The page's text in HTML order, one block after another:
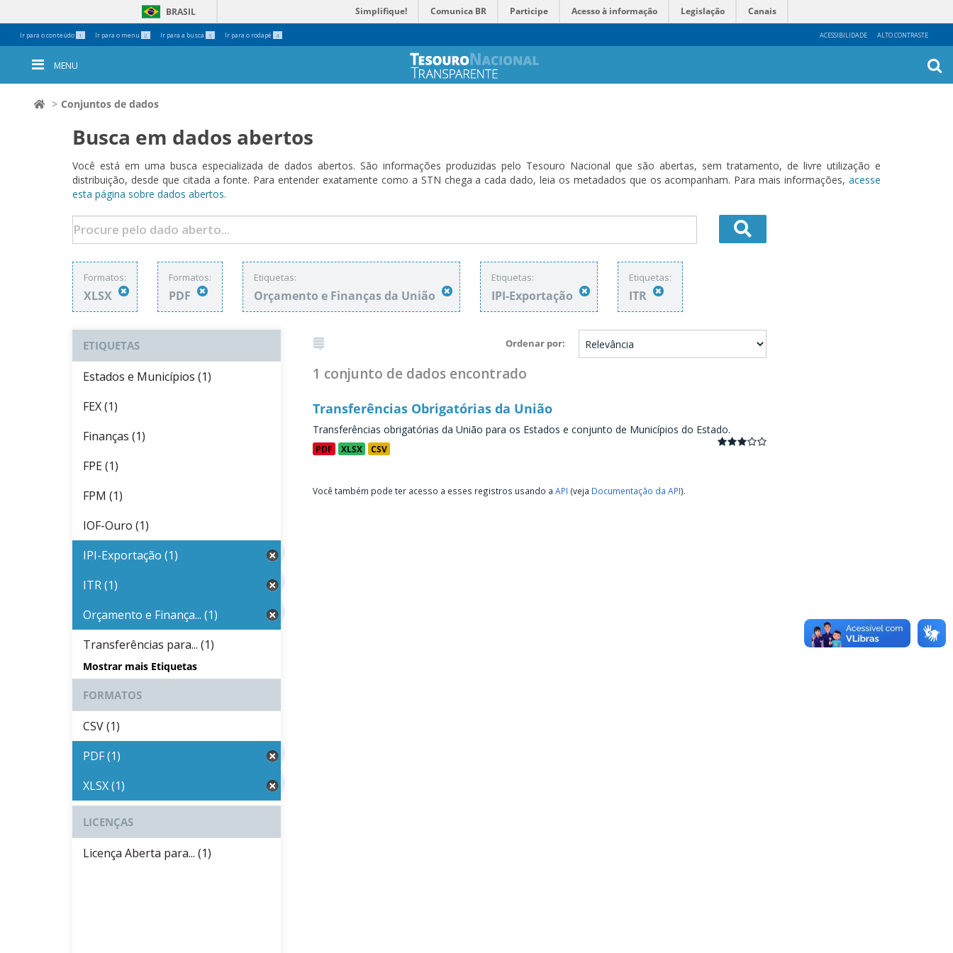
Ir para o conteúdo 1 Ir para o menu 2 Ir para a busca 3 Ir para o rodapé 4 ACESSIBILIDADE ALTO CONTRASTE
BRASIL Simplifique! Comunica BR Participe Acesso à informação Legislação Canais
Ferramentas
Pessoais
MENU
Conjuntos de dados
Busca em dados abertos
Você está em uma busca especializada de dados abertos. São informações produzidas pelo Tesouro Nacional que são abertas, sem tratamento, de livre utilização e
distribuição, desde que citada a fonte. Para entender exatamente como a STN chega a cada dado, leia os metadados que os acompanham. Para mais informações, acesse
esta página sobre dados abertos.
Formatos:
XLSX
Formatos:
PDF
Etiquetas:
Orçamento e Finanças da União
Etiquetas:
IPI-Exportação
Etiquetas:
ITR
Ordenar por
1 conjunto de dados encontrado
Transferências Obrigatórias da União
Transferências obrigatórias da União para os Estados e conjunto de Municípios do Estado.
PDF XLSX CSV
Você também pode ter acesso a esses registros usando a API (veja Documentação da API).
ETIQUETAS
Estados e Municípios (1)
FEX (1)
Finanças (1)
FPE (1)
FPM (1)
IOF-Ouro (1)
IPI-Exportação (1)
ITR (1)
Orçamento e Finança... (1)
Transferências para... (1)
Mostrar mais Etiquetas
FORMATOS
CSV (1)
PDF (1)
XLSX (1)
LICENÇAS
Licença Aberta para... (1)